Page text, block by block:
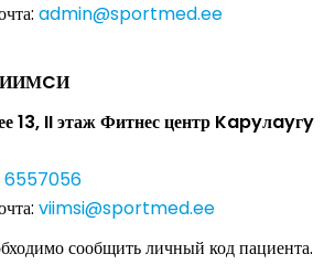
admin@sportmed.ee
МCИ
13, II этаж Фитнес центр Kapyлayгy
6557056
viimsi@sportmed.ee
сообщить личный код пациента.